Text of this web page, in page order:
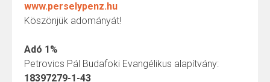
www.perselypenz.hu
Köszönjük adományát!
Adó 1%
Petrovics Pál Budafoki Evangélikus alapítvány:
18397279-1-43